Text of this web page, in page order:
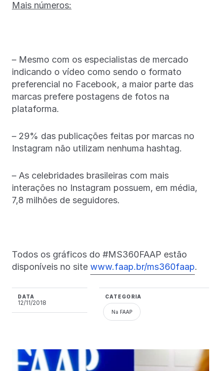
Mais números:
– Mesmo com os especialistas de mercado
indicando o vídeo como sendo o formato
preferencial no Facebook, a maior parte das
marcas prefere postagens de fotos na
plataforma.
– 29% das publicações feitas por marcas no
Instagram não utilizam nenhuma hashtag.
– As celebridades brasileiras com mais
interações no Instagram possuem, em média,
7,8 milhões de seguidores.
Todos os gráficos do #MS360FAAP estão
disponíveis no site www.faap.br/ms360faap.
DATA
12/11/2018
CATEGORIA
Na FAAP